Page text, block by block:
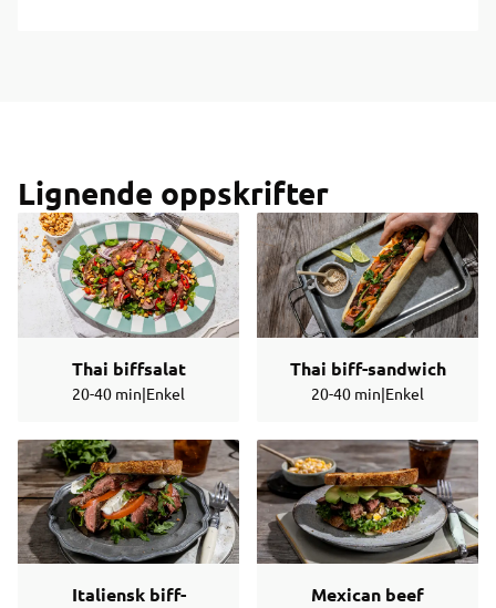
Lignende oppskrifter
Thai biffsalat
20-40 min|Enkel
Thai biff-sandwich
20-40 min|Enkel
Italiensk biff-
Mexican beef